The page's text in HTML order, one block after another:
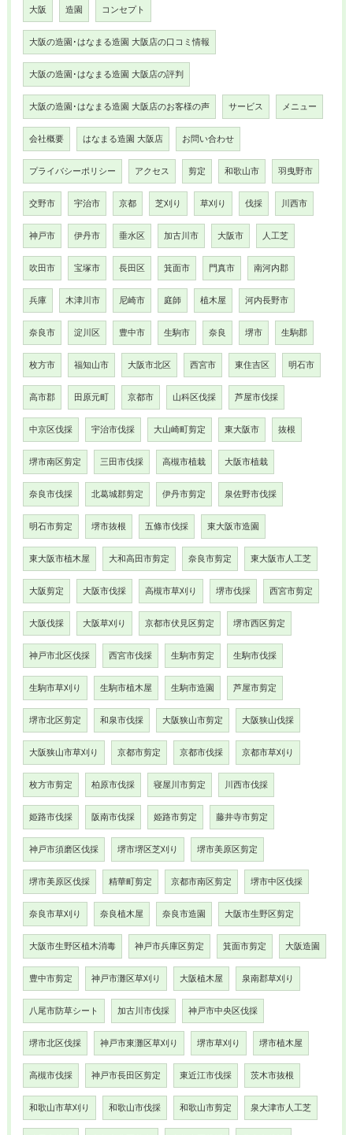
大阪 造園 コンセプト
大阪の造園･はなまる造園 大阪店の口コミ情報
大阪の造園･はなまる造園 大阪店の評判
大阪の造園･はなまる造園 大阪店のお客様の声 サービス メニュー
会社概要 はなまる造園 大阪店 お問い合わせ
プライバシーポリシー アクセス 剪定 和歌山市 羽曳野市
交野市 宇治市 京都 芝刈り 草刈り 伐採 川西市
神戸市 伊丹市 垂水区 加古川市 大阪市 人工芝
吹田市 宝塚市 長田区 箕面市 門真市 南河内郡
兵庫 木津川市 尼崎市 庭師 植木屋 河内長野市
奈良市 淀川区 豊中市 生駒市 奈良 堺市 生駒郡
枚方市 福知山市 大阪市北区 西宮市 東住吉区 明石市
高市郡 田原元町 京都市 山科区伐採 芦屋市伐採
中京区伐採 宇治市伐採 大山崎町剪定 東大阪市 抜根
堺市南区剪定 三田市伐採 高槻市植栽 大阪市植栽
奈良市伐採 北葛城郡剪定 伊丹市剪定 泉佐野市伐採
明石市剪定 堺市抜根 五條市伐採 東大阪市造園
東大阪市植木屋 大和高田市剪定 奈良市剪定 東大阪市人工芝
大阪剪定 大阪市伐採 高槻市草刈り 堺市伐採 西宮市剪定
大阪伐採 大阪草刈り 京都市伏見区剪定 堺市西区剪定
神戸市北区伐採 西宮市伐採 生駒市剪定 生駒市伐採
生駒市草刈り 生駒市植木屋 生駒市造園 芦屋市剪定
堺市北区剪定 和泉市伐採 大阪狭山市剪定 大阪狭山伐採
大阪狭山市草刈り 京都市剪定 京都市伐採 京都市草刈り
枚方市剪定 柏原市伐採 寝屋川市剪定 川西市伐採
姫路市伐採 阪南市伐採 姫路市剪定 藤井寺市剪定
神戸市須磨区伐採 堺市堺区芝刈り 堺市美原区剪定
堺市美原区伐採 精華町剪定 京都市南区剪定 堺市中区伐採
奈良市草刈り 奈良植木屋 奈良市造園 大阪市生野区剪定
大阪市生野区植木消毒 神戸市兵庫区剪定 箕面市剪定 大阪造園
豊中市剪定 神戸市灘区草刈り 大阪植木屋 泉南郡草刈り
八尾市防草シート 加古川市伐採 神戸市中央区伐採
堺市北区伐採 神戸市東灘区草刈り 堺市草刈り 堺市植木屋
高槻市伐採 神戸市長田区剪定 東近江市伐採 茨木市抜根
和歌山市草刈り 和歌山市伐採 和歌山市剪定 泉大津市人工芝